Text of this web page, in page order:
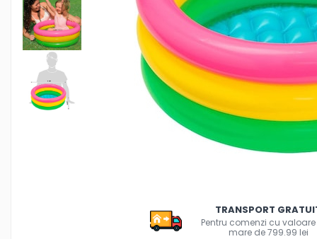
Creioane colorate si carioci
Ghiozdane si genti
Harti de perete si globuri
pamantesti
Plastilina
Librarie online
TRANSPORT
Pentru comenzi cu
mare de 799.99 lei